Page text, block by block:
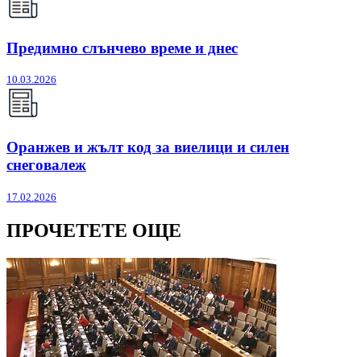
Предимно слънчево време и днес
10.03.2026
Оранжев и жълт код за виелици и силен
снеговалеж
17.02.2026
ПРОЧЕТЕТЕ ОЩЕ